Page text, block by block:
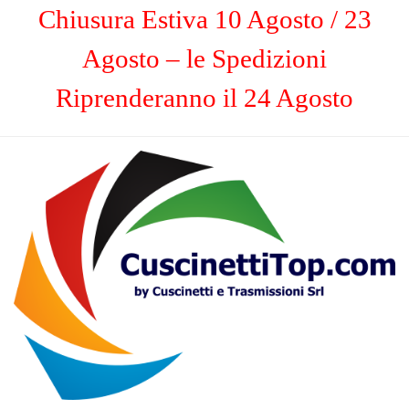
Chiusura Estiva 10 Agosto / 23
Agosto – le Spedizioni
Riprenderanno il 24 Agosto